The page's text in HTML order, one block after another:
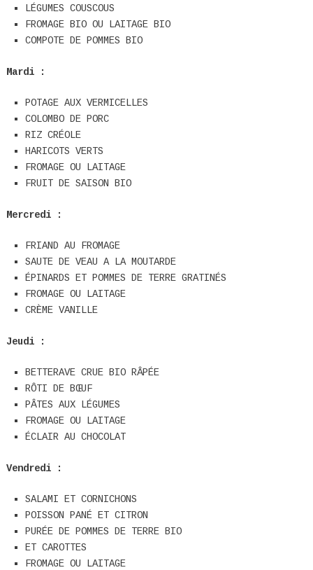
LÉGUMES COUSCOUS
FROMAGE BIO OU LAITAGE BIO
COMPOTE DE POMMES BIO
Mardi :
POTAGE AUX VERMICELLES
COLOMBO DE PORC
RIZ CRÉOLE
HARICOTS VERTS
FROMAGE OU LAITAGE
FRUIT DE SAISON BIO
Mercredi :
FRIAND AU FROMAGE
SAUTE DE VEAU A LA MOUTARDE
ÉPINARDS ET POMMES DE TERRE GRATINÉS
FROMAGE OU LAITAGE
CRÈME VANILLE
Jeudi :
BETTERAVE CRUE BIO RÂPÉE
RÔTI DE BŒUF
PÂTES AUX LÉGUMES
FROMAGE OU LAITAGE
ÉCLAIR AU CHOCOLAT
Vendredi :
SALAMI ET CORNICHONS
POISSON PANÉ ET CITRON
PURÉE DE POMMES DE TERRE BIO
ET CAROTTES
FROMAGE OU LAITAGE